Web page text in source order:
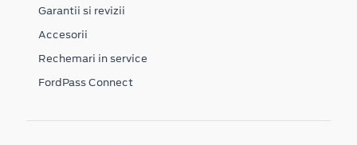
Garantii si revizii
Accesorii
Rechemari in service
FordPass Connect